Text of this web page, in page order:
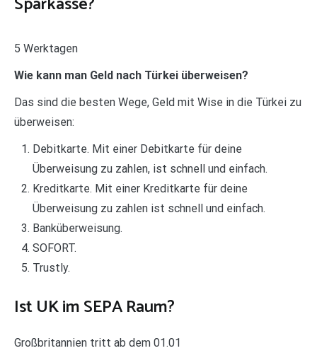
5 Werktagen
Wie kann man Geld nach Türkei überweisen?
Das sind die besten Wege, Geld mit Wise in die Türkei zu
überweisen:
Debitkarte. Mit einer Debitkarte für deine
Überweisung zu zahlen, ist schnell und einfach.
Kreditkarte. Mit einer Kreditkarte für deine
Überweisung zu zahlen ist schnell und einfach.
Banküberweisung.
SOFORT.
Trustly.
Ist UK im SEPA Raum?
Großbritannien tritt ab dem 01.01